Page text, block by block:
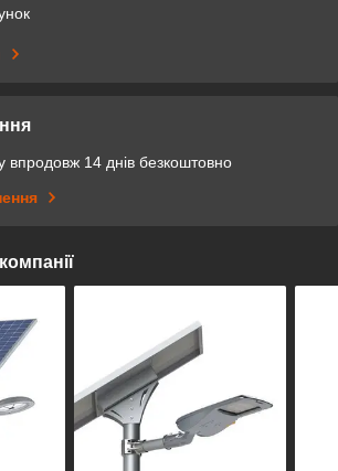
впродовж 14 днів безкоштовно